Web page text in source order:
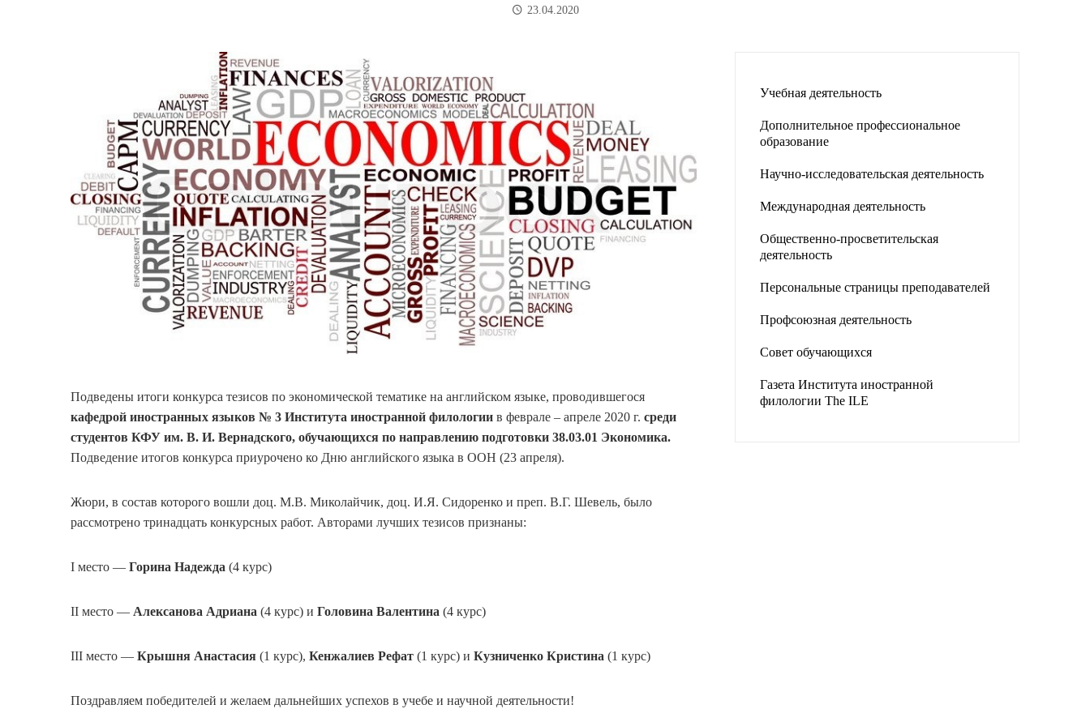
23.04.2020
Подведены итоги конкурса тезисов по экономической тематике на английском языке, проводившегося
кафедрой иностранных языков № 3 Института иностранной филологии в феврале – апреле 2020 г. среди
студентов КФУ им. В. И. Вернадского, обучающихся по направлению подготовки 38.03.01 Экономика.
Подведение итогов конкурса приурочено ко Дню английского языка в ООН (23 апреля).
Жюри, в состав которого вошли доц. М.В. Миколайчик, доц. И.Я. Сидоренко и преп. В.Г. Шевель, было
рассмотрено тринадцать конкурсных работ. Авторами лучших тезисов признаны:
I место — Горина Надежда (4 курс)
II место — Алексанова Адриана (4 курс) и Головина Валентина (4 курс)
III место — Крышня Анастасия (1 курс), Кенжалиев Рефат (1 курс) и Кузниченко Кристина (1 курс)
Поздравляем победителей и желаем дальнейших успехов в учебе и научной деятельности!
Учебная деятельность
Дополнительное профессиональное
образование
Научно-исследовательская деятельность
Международная деятельность
Общественно-просветительская
деятельность
Персональные страницы преподавателей
Профсоюзная деятельность
Совет обучающихся
Газета Института иностранной
филологии The ILE